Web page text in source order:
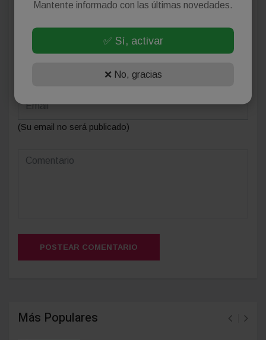
Deja tu comentario
(Su email no será publicado)
POSTEAR COMENTARIO
Más Populares
Mantente informado con las últimas novedades.
✅ Sí, activar
❌ No, gracias